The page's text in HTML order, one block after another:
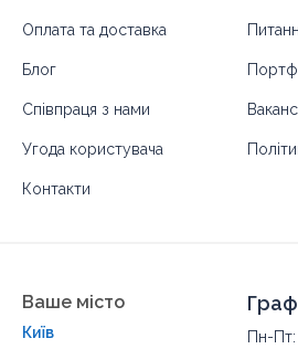
Оплата та доставка
Блог
Співпраця з нами
Угода користувача
Контакти
Ваше місто
Київ
Пн-